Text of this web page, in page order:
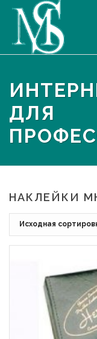
ДЛЯ
НАКЛЕЙКИ